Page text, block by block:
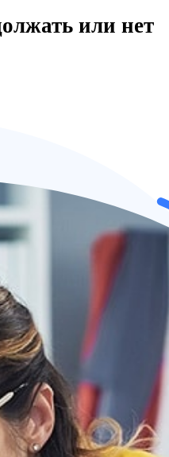
или нет